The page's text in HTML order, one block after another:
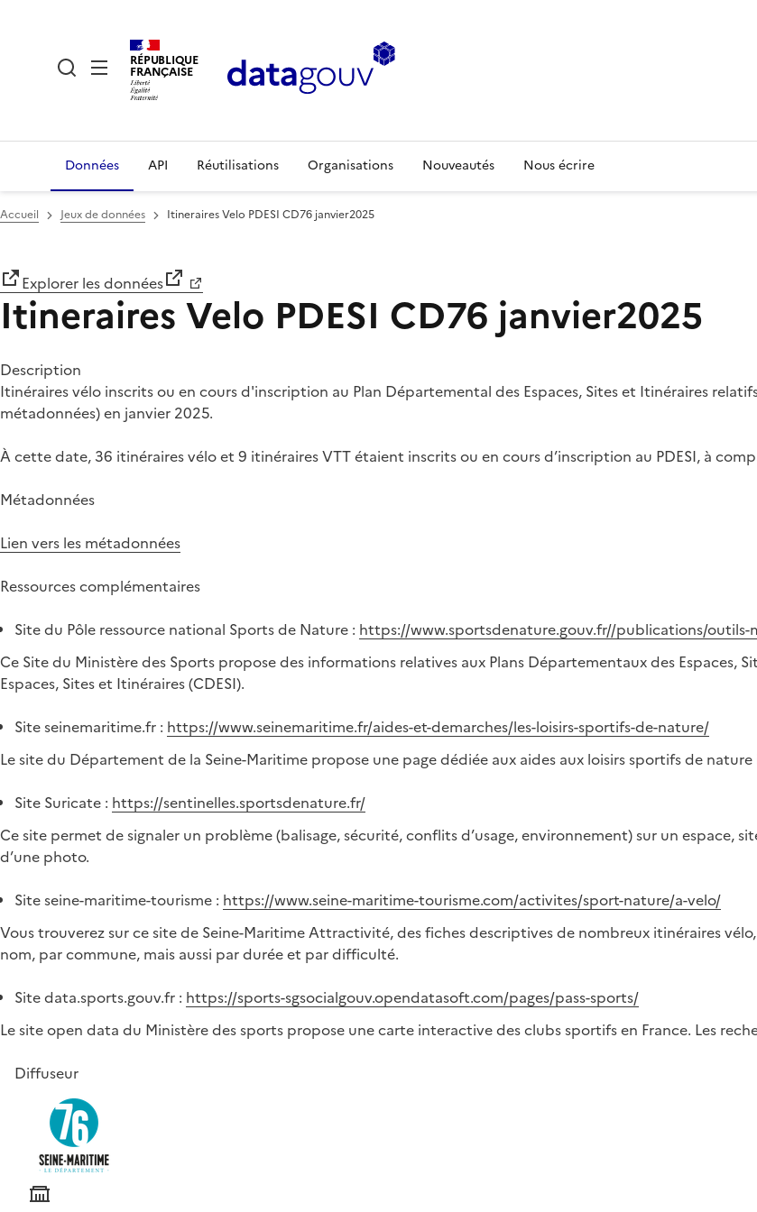
RÉPUBLIQUE
FRANÇAISE
Données API Réutilisations Organisations Nouveautés Nous écrire
Accueil Jeux de données Itineraires Velo PDESI CD76 janvier2025
Explorer les données
Itineraires Velo PDESI CD76 janvier2025
Description
Itinéraires vélo inscrits ou en cours d'inscription au Plan Départemental des Espaces, Sites et Itinéraires
métadonnées) en janvier 2025.
À cette date, 36 itinéraires vélo et 9 itinéraires VTT étaient inscrits ou en cours d’inscription au PDESI, à
Métadonnées
Lien vers les métadonnées
Ressources complémentaires
Site du Pôle ressource national Sports de Nature : https://www.sportsdenature.gouv.fr//publications/outils-
Ce Site du Ministère des Sports propose des informations relatives aux Plans Départementaux des Espaces,
Espaces, Sites et Itinéraires (CDESI).
Site seinemaritime.fr : https://www.seinemaritime.fr/aides-et-demarches/les-loisirs-sportifs-de-nature/
Le site du Département de la Seine-Maritime propose une page dédiée aux aides aux loisirs sportifs de nature
Site Suricate : https://sentinelles.sportsdenature.fr/
Ce site permet de signaler un problème (balisage, sécurité, conflits d’usage, environnement) sur un espace,
d’une photo.
Site seine-maritime-tourisme : https://www.seine-maritime-tourisme.com/activites/sport-nature/a-velo/
Vous trouverez sur ce site de Seine-Maritime Attractivité, des fiches descriptives de nombreux itinéraires
nom, par commune, mais aussi par durée et par difficulté.
Site data.sports.gouv.fr : https://sports-sgsocialgouv.opendatasoft.com/pages/pass-sports/
Le site open data du Ministère des sports propose une carte interactive des clubs sportifs en France. Les
Diffuseur